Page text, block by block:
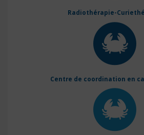
Radiothérapie-
Centre de coordination en